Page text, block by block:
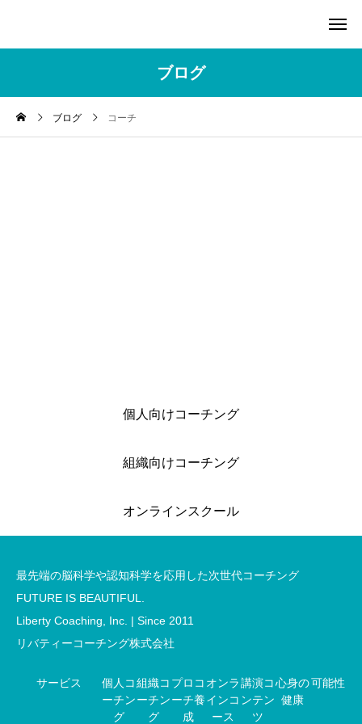
ブログ
ブログ コーチ
個人向けコーチング
組織向けコーチング
オンラインスクール
最先端の脳科学や認知科学を応用した次世代コーチング
FUTURE IS BEAUTIFUL.
Liberty Coaching, Inc. | Since 2011
リバティーコーチング株式会社
サービス
個人コ
ーチン
グ
組織コ
ーチン
グ
プロコ
ーチ養
成
オンラ
インコ
ース
講演コ
ンテン
ツ
心身の
健康
可能性